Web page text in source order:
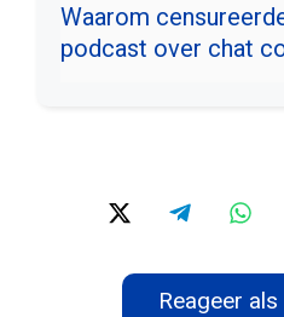
Waarom
podcast over chat
Reageer